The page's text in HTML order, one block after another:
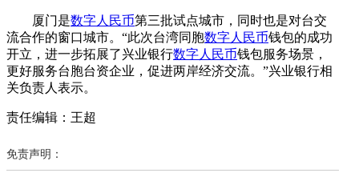
厦门是数字人民币第三批试点城市，同时也是对台交
流合作的窗口城市。“此次台湾同胞数字人民币钱包的成功
开立，进一步拓展了兴业银行数字人民币钱包服务场景，
更好服务台胞台资企业，促进两岸经济交流。”兴业银行相
关负责人表示。
责任编辑：王超
免责声明：